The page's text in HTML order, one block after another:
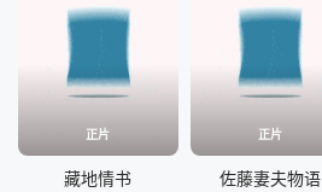
正片
藏地情书
正片
佐藤妻夫物语